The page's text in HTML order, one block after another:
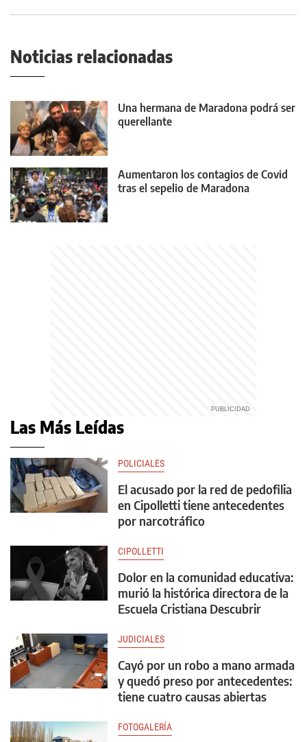
Noticias relacionadas
Una hermana de Maradona podrá ser
querellante
Aumentaron los contagios de Covid
tras el sepelio de Maradona
Las Más Leídas
POLICIALES
El acusado por la red de pedofilia
en Cipolletti tiene antecedentes
por narcotráfico
CIPOLLETTI
Dolor en la comunidad educativa:
murió la histórica directora de la
Escuela Cristiana Descubrir
JUDICIALES
Cayó por un robo a mano armada
y quedó preso por antecedentes:
tiene cuatro causas abiertas
FOTOGALERÍA